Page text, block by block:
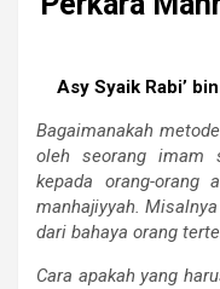
Asy Syaik Rabi’
Bagaimanakah
oleh seorang imam
kepada orang-orang
manhajiyyah.
dari bahaya orang
Cara apakah yang